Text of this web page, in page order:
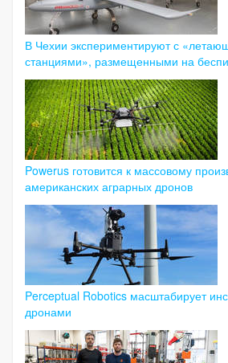
В Чехии экспериментируют с
станциями», размещенными на
Powerus готовится к массовому
американских аграрных дронов
Perceptual Robotics масштабирует
дронами